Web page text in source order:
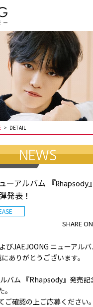
DETAIL
NEWS
ーアルバム 『
発表！
SHARE ON
びJAEJOONG ニューアル
ありがとうございます。
バム 『Rhapsody』発売
確認の上ご応募ください。